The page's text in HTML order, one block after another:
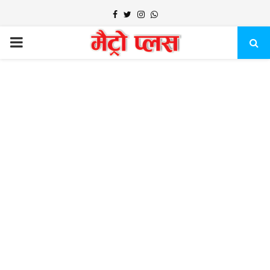
Facebook
TwitterInstagram
Whatsapp
PRIMARY